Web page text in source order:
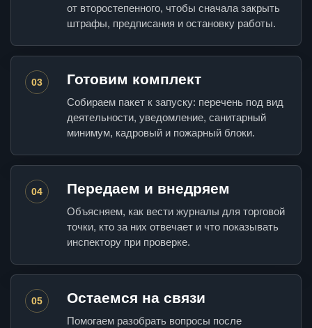
от второстепенного, чтобы сначала закрыть
штрафы, предписания и остановку работы.
03 Готовим комплект
Собираем пакет к запуску: перечень под вид
деятельности, уведомление, санитарный
минимум, кадровый и пожарный блоки.
04 Передаем и внедряем
Объясняем, как вести журналы для торговой
точки, кто за них отвечает и что показывать
инспектору при проверке.
05 Остаемся на связи
Помогаем разобрать вопросы после